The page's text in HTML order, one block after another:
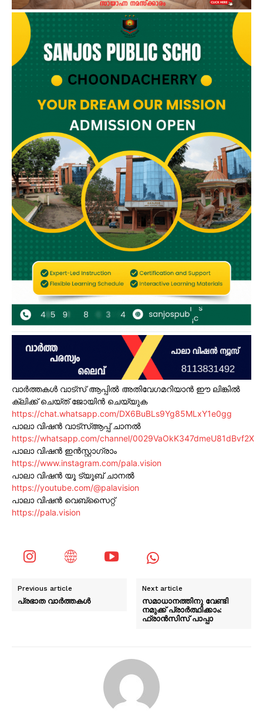
വാർത്തകൾ വാട്സ് ആപ്പിൽ അതിവേഗമറിയാൻ ഈ ലിങ്കിൽ
ക്ലിക്ക് ചെയ്ത് ജോയിൻ ചെയ്യുക
https://chat.whatsapp.com/DX6BuBLs9Yg85MLxY1e0gg
പാലാ വിഷൻ വാട്സ്ആപ്പ് ചാനൽ
https://whatsapp.com/channel/0029VaOkK347dmeU81dBvf2X
പാലാ വിഷൻ ഇൻസ്റ്റാഗ്രാം
https://www.instagram.com/pala.vision
പാലാ വിഷൻ യൂ ട്യൂബ് ചാനൽ
https://youtube.com/@palavision
പാലാ വിഷൻ വെബ്സൈറ്റ്
https://pala.vision
Previous article
പ്രഭാത വാർത്തകൾ
Next article
സമാധാനത്തിനു വേണ്ടി
നമുക്ക് പ്രാർത്ഥിക്കാം:
ഫ്രാൻസിസ് പാപ്പാ